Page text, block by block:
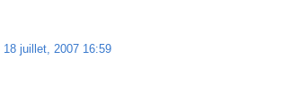
18 juillet, 2007 16:59